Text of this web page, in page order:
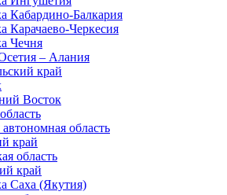
Кабардино-Балкария
Карачаево-Черкесия
Чечня
– Алания
край
Восток
область
край
область
край
Саха (Якутия)